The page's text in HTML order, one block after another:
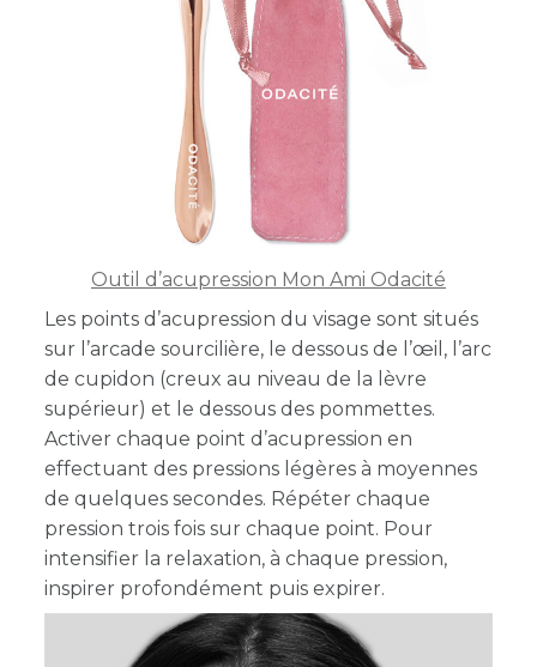
Outil d’acupression Mon Ami Odacité
Les points d’acupression du visage sont situés
sur l’arcade sourcilière, le dessous de l’œil, l’arc
de cupidon (creux au niveau de la lèvre
supérieur) et le dessous des pommettes.
Activer chaque point d’acupression en
effectuant des pressions légères à moyennes
de quelques secondes. Répéter chaque
pression trois fois sur chaque point. Pour
intensifier la relaxation, à chaque pression,
inspirer profondément puis expirer.